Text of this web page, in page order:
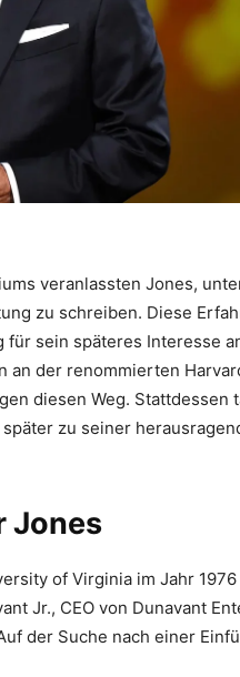
veranlassten Jones,
zu schreiben. Diese
sein späteres Interesse
an der renommierten
diesen Weg. Stattdessen
zu seiner
Jones
of Virginia im Jahr
Jr., CEO von Dunavant
der Suche nach einer